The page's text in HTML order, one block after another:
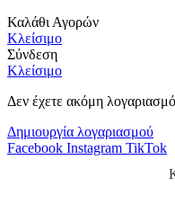
Καλάθι Αγορών
Κλείσιμο
Σύνδεση
Κλείσιμο
Δεν έχετε ακόμη
Δημιουργία λογαριασμού
Facebook Instagram TikTok